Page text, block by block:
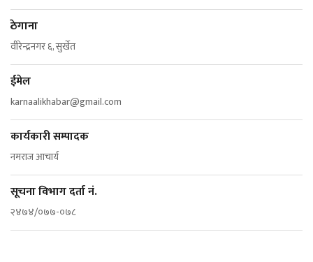
ठेगाना
वीरेन्द्रनगर ६, सुर्खेत
ईमेल
karnaalikhabar@gmail.com
कार्यकारी सम्पादक
नमराज आचार्य
सूचना विभाग दर्ता नं.
२४७४/०७७-०७८